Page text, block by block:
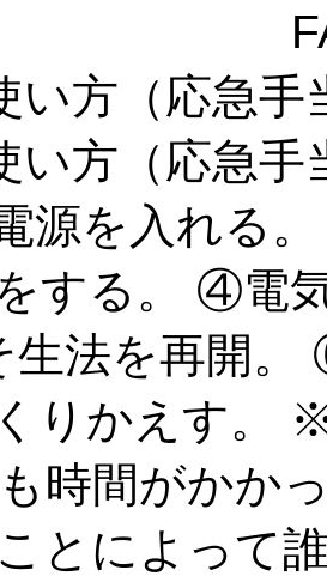
い方（応急
い方（応急
源を入れる
する。 ④電
法を再開
かえす。 ※
時間がかか
とによって